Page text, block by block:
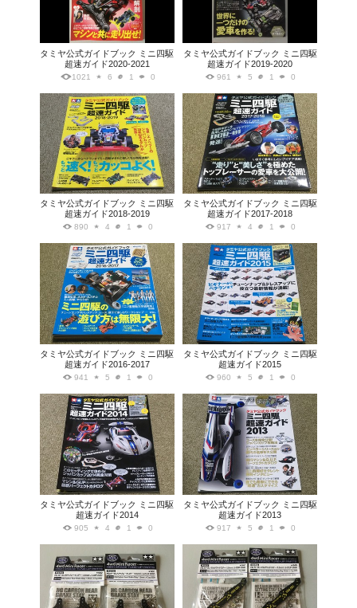
タミヤ公式ガイドブック ミニ四駆
超速ガイド2020-2021
1021 6 1 0
タミヤ公式ガイドブック ミニ四駆
超速ガイド2019-2020
961 5 1 0
タミヤ公式ガイドブック ミニ四駆
超速ガイド2018-2019
890 4 1 0
タミヤ公式ガイドブック ミニ四駆
超速ガイド2017-2018
917 4 1 0
タミヤ公式ガイドブック ミニ四駆
超速ガイド2016-2017
941 5 1 0
タミヤ公式ガイドブック ミニ四駆
超速ガイド2015
960 5 1 0
タミヤ公式ガイドブック ミニ四駆
超速ガイド2014
905 4 1 0
タミヤ公式ガイドブック ミニ四駆
超速ガイド2013
917 5 1 0